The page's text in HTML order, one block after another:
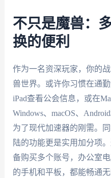
不只是魔兽：
换的便利
作为一名资深玩家，你的
兽世界。或许你习惯在通
iPad查看公会信息，或在
Windows、macOS、
为了现代加速器的刚需。
陆的功能更是实用加分项
备购买多个账号，办公室
的手机和平板，都能畅通